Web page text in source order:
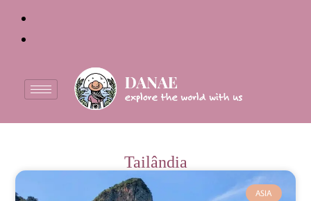
Tailândia
ASIA